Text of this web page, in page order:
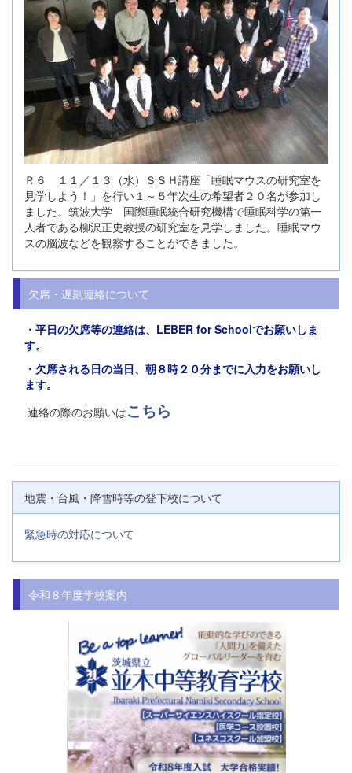
Ｒ６ １１／１３（水）ＳＳＨ講座「睡眠マウスの研究室を
見学しよう！」を行い１～５年次生の希望者２０名が参加し
ました。筑波大学 国際睡眠統合研究機構で睡眠科学の第一
人者である柳沢正史教授の研究室を見学しました。睡眠マウ
スの脳波などを観察することができました。
欠席・遅刻連絡について
・平日の欠席等の連絡は、 LEBER for Schoolでお願いしま
す。
・欠席される日の当日、朝８時２０分までに入力をお願いし
ます。
連絡の際のお願いはこちら
地震・台風・降雪時等の登下校について
緊急時の対応について
令和８年度学校案内